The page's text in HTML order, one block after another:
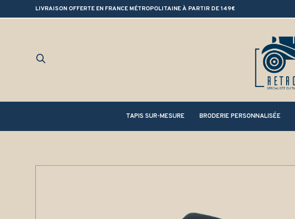
LIVRAISON OFFERTE EN FRANCE MÉTROPOLITAINE À PARTIR DE 149€
TAPIS SUR-MESURE BRODERIE PERSONNALISÉE